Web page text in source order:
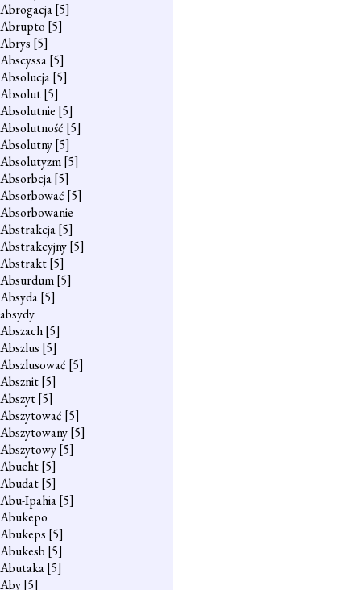
Abrogacja[5]
Abrupto [5]
Abrys [5]
Abscyssa[5]
Absolucja[5]
Absolut[5]
Absolutnie [5]
Absolutność [5]
Absolutny[5]
Absolutyzm[5]
Absorbcja[5]
Absorbować [5]
Absorbowanie
Abstrakcja[5]
Abstrakcyjny[5]
Abstrakt[5]
Absurdum[5]
Absyda[5]
absydy
Abszach[5]
Abszlus [5]
Abszlusować [5]
Absznit[5]
Abszyt[5]
Abszytować [5]
Abszytowany[5]
Abszytowy[5]
Abucht[5]
Abudat[5]
Abu-Ipahia[5]
Abukepo
Abukeps [5]
Abukesb [5]
Abutaka[5]
Aby[5]